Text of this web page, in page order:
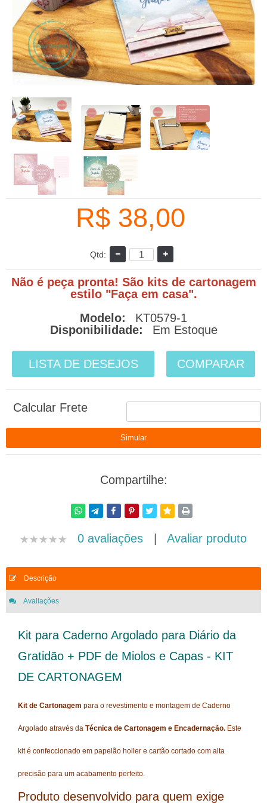
R$ 38,00
Qtd:
Não é peça pronta! São kits de cartonagem
estilo "Faça em casa".
Modelo:
KT0579-1
Disponibilidade:
Em Estoque
LISTA DE DESEJOS COMPARAR
Calcular Frete
Compartilhe:
0 avaliações | Avaliar produto
Descrição
Avaliações
Kit para Caderno Argolado para Diário da
Gratidão + PDF de Miolos e Capas - KIT
DE CARTONAGEM
Kit de Cartonagem para o revestimento e montagem de Caderno
Argolado através da Técnica de Cartonagem e Encadernação. Este
kit é confeccionado em papelão holler e cartão cortado com alta
precisão para um acabamento perfeito.
Produto desenvolvido para quem exige